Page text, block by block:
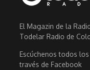
El Magazin de la
Todelar Radio de
Escúchenos todos
través de Facebook